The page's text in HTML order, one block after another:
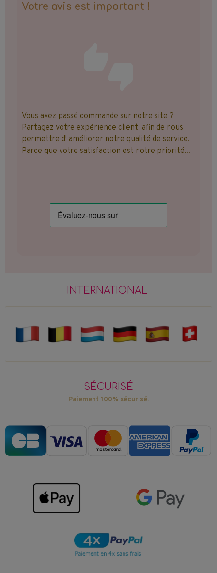
Votre avis est important !
Vous avez passé commande sur notre site ?
Partagez votre expérience client, afin de nous
permettre d' améliorer notre qualité de service.
Parce que votre satisfaction est notre priorité...
INTERNATIONAL
SÉCURISÉ
Paiement 100% sécurisé.